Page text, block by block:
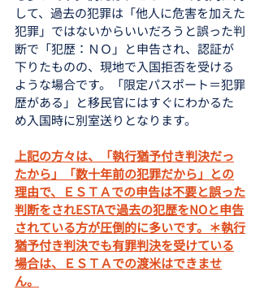
して、過去の犯罪は「他人に危害を加えた
犯罪」ではないからいいだろうと誤った判
断で「犯歴：ＮＯ」と申告され、認証が
下りたものの、現地で入国拒否を受ける
ような場合です。「限定パスポート＝犯罪
歴がある」と移民官にはすぐにわかるた
め入国時に別室送りとなります。
上記の方々は、「執行猶予付き判決だっ
たから」「数十年前の犯罪だから」との
理由で、ＥＳＴＡでの申告は不要と誤った
判断をされESTAで過去の犯歴をNOと申告
されている方が圧倒的に多いです。＊執行
猶予付き判決でも有罪判決を受けている
場合は、ＥＳＴＡでの渡米はできませ
ん。